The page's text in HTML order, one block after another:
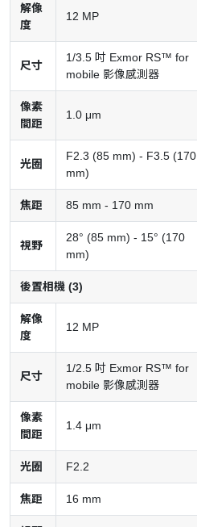
解像
度
12 MP
尺寸
1/3.5 吋 Exmor RS™ for
mobile 影像感測器
像素
間距
1.0 μm
光圈
F2.3 (85 mm) - F3.5 (170
mm)
焦距 85 mm - 170 mm
視野
28° (85 mm) - 15° (170
mm)
後置相機 (3)
解像
度
12 MP
尺寸
1/2.5 吋 Exmor RS™ for
mobile 影像感測器
像素
間距
1.4 μm
光圈 F2.2
焦距 16 mm